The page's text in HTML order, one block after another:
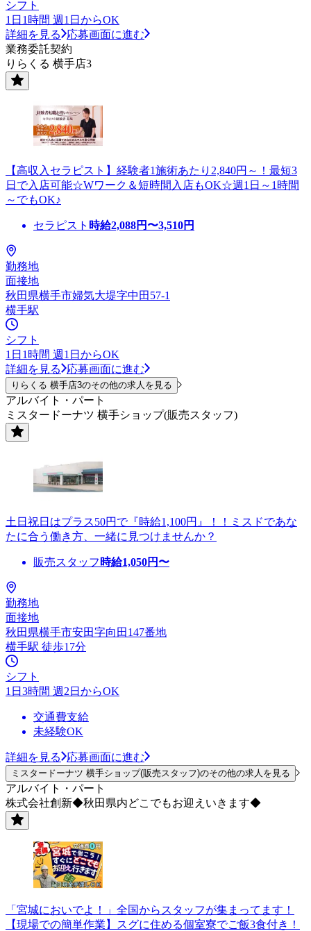
シフト
1日1時間 週1日からOK
詳細を見る
応募画面に進む
業務委託契約
りらくる 横手店3
【高収入セラピスト】経験者1施術あたり2,840円～！最短3
日で入店可能☆Wワーク＆短時間入店もOK☆週1日～1時間
～でもOK♪
セラピスト 時給2,088円〜3,510円
勤務地
面接地
秋田県横手市婦気大堤字中田57-1
横手駅
シフト
1日1時間 週1日からOK
詳細を見る
応募画面に進む
りらくる 横手店3のその他の求人を見る
アルバイト・パート
ミスタードーナツ 横手ショップ(販売スタッフ)
土日祝日はプラス50円で『時給1,100円』！！ミスドであな
たに合う働き方、一緒に見つけませんか？
販売スタッフ 時給1,050円〜
勤務地
面接地
秋田県横手市安田字向田147番地
横手駅 徒歩17分
シフト
1日3時間 週2日からOK
交通費支給
未経験OK
詳細を見る 応募画面に進む
ミスタードーナツ 横手ショップ(販売スタッフ)のその他の求人を見る
アルバイト・パート
株式会社創新◆秋田県内どこでもお迎えいきます◆
「宮城においでよ！」全国からスタッフが集まってます！
【現場での簡単作業】スグに住める個室寮でご飯3食付き！